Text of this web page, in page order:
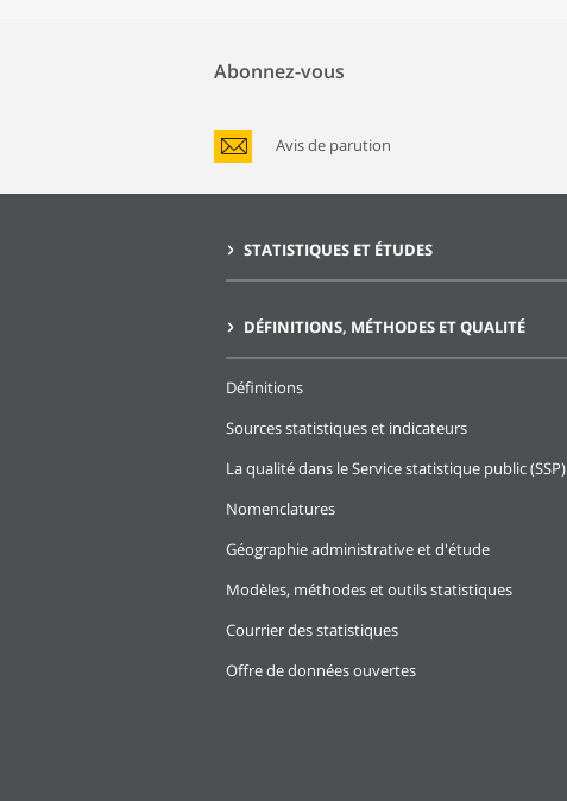
Abonnez-vous
Avis de parution
STATISTIQUES ET ÉTUDES
DÉFINITIONS, MÉTHODES ET QUALITÉ
Définitions
Sources statistiques et indicateurs
La qualité dans le Service statistique public (SSP)
Nomenclatures
Géographie administrative et d'étude
Modèles, méthodes et outils statistiques
Courrier des statistiques
Offre de données ouvertes